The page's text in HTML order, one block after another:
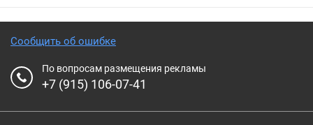
Сообщить об ошибке
По вопросам размещения рекламы
+7 (915) 106-07-41